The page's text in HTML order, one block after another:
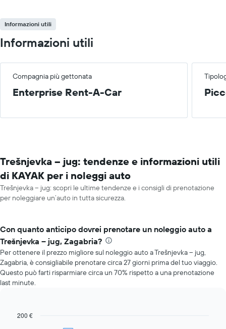
Informazioni utili
Informazioni utili
Compagnia più gettonata
Enterprise Rent-A-Car
Trešnjevka – jug: tendenze e informazioni utili
di KAYAK per i noleggi auto
Trešnjevka – jug: scopri le ultime tendenze e i consigli di prenotazione
per noleggiare un’auto in tutta sicurezza.
Con quanto anticipo dovrei prenotare un noleggio auto a
Trešnjevka – jug, Zagabria?
Per ottenere il prezzo migliore sul noleggio auto a Trešnjevka – jug,
Zagabria, è consigliabile prenotare circa 27 giorni prima del tuo viaggio.
Questo può farti risparmiare circa un 70% rispetto a una prenotazione
last minute.
Line
Chart
200 €